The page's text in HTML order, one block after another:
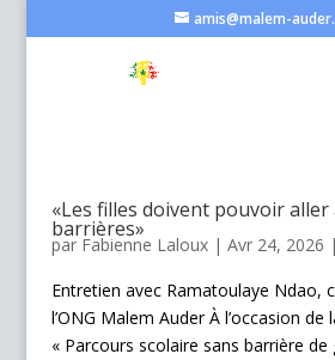
amis@malem-
«Les filles doivent pouvoir aller
barrières»
par Fabienne Laloux| Avr 24, 2026 |
Entretien avec Ramatoulaye Ndao,
l’ONG Malem Auder À l’occasion
« Parcours scolaire sans barrière